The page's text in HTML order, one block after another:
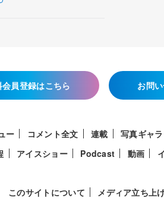
会員登録はこちら お問
ー コメント全文 連載 写真ギャ
アイスショー Podcast 動画
このサイトについて メディア立ち上